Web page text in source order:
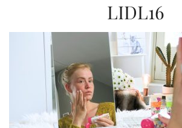
LIDL16